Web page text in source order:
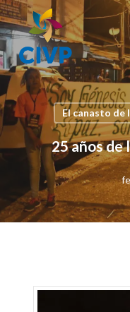
Skip
to
main
content
El canasto de
25 años de